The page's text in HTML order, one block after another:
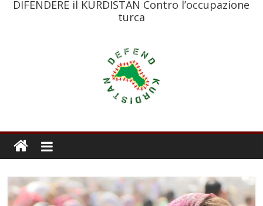
DIFENDERE il KURDISTAN Contro l’occupazione
turca